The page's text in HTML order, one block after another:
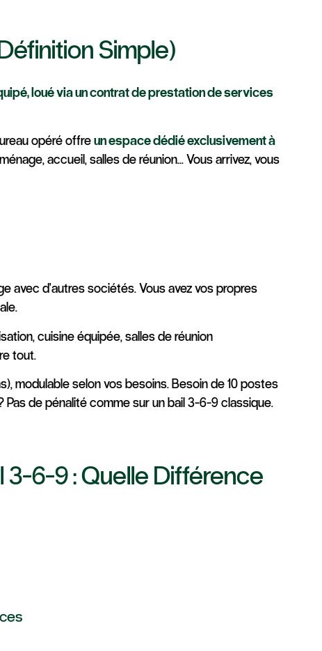
Simple)
loué via un contrat de prestation de services
opéré offreun espace dédié exclusivement à
accueil, salles de réunion... Vous arrivez, vous
avec d'autres sociétés. Vous avez vos propres
cuisine équipée, salles de réunion
tout.
modulable selon vos besoins. Besoin de 10 postes
Pas de pénalité comme sur un bail 3-6-9 classique.
3-6-9 : Quelle Différence